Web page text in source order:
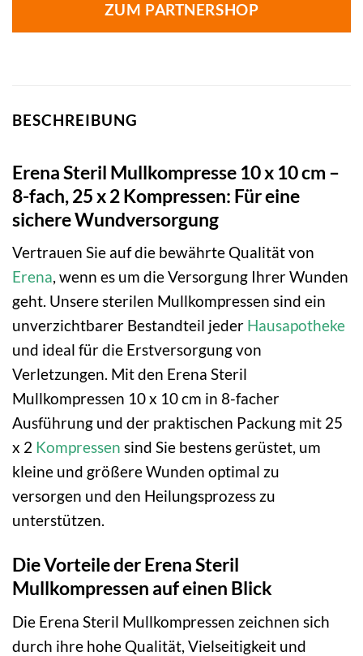
ZUM PARTNERSHOP
BESCHREIBUNG
Erena Steril Mullkompresse 10 x 10 cm –
8-fach, 25 x 2 Kompressen: Für eine
sichere Wundversorgung
Vertrauen Sie auf die bewährte Qualität von
Erena, wenn es um die Versorgung Ihrer Wunden
geht. Unsere sterilen Mullkompressen sind ein
unverzichtbarer Bestandteil jeder Hausapotheke
und ideal für die Erstversorgung von
Verletzungen. Mit den Erena Steril
Mullkompressen 10 x 10 cm in 8-facher
Ausführung und der praktischen Packung mit 25
x 2 Kompressen sind Sie bestens gerüstet, um
kleine und größere Wunden optimal zu
versorgen und den Heilungsprozess zu
unterstützen.
Die Vorteile der Erena Steril
Mullkompressen auf einen Blick
Die Erena Steril Mullkompressen zeichnen sich
durch ihre hohe Qualität, Vielseitigkeit und